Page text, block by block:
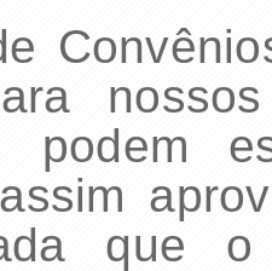
podem
que